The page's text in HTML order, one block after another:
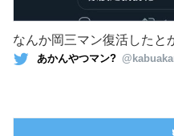
なんか岡三マン復活したと
あかんやつマン?